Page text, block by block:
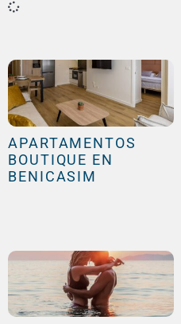
APARTAMENTOS
BOUTIQUE EN
BENICASIM